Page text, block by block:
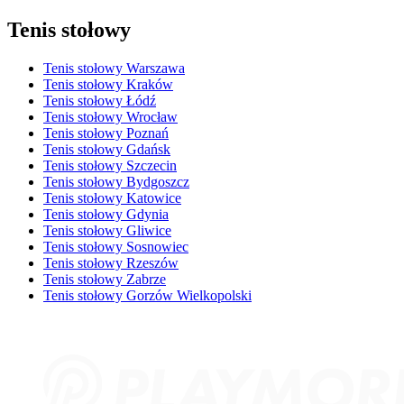
Tenis stołowy
Tenis stołowy Warszawa
Tenis stołowy Kraków
Tenis stołowy Łódź
Tenis stołowy Wrocław
Tenis stołowy Poznań
Tenis stołowy Gdańsk
Tenis stołowy Szczecin
Tenis stołowy Bydgoszcz
Tenis stołowy Katowice
Tenis stołowy Gdynia
Tenis stołowy Gliwice
Tenis stołowy Sosnowiec
Tenis stołowy Rzeszów
Tenis stołowy Zabrze
Tenis stołowy Gorzów Wielkopolski